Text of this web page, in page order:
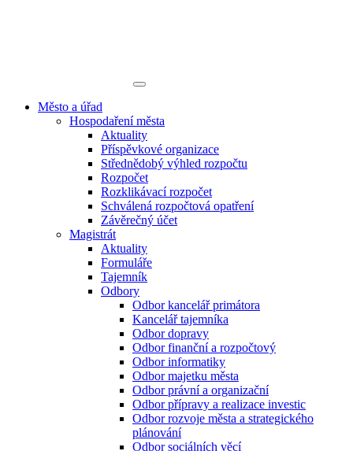
Město a úřad
Hospodaření města
Aktuality
Příspěvkové organizace
Střednědobý výhled rozpočtu
Rozpočet
Rozklikávací rozpočet
Schválená rozpočtová opatření
Závěrečný účet
Magistrát
Aktuality
Formuláře
Tajemník
Odbory
Odbor kancelář primátora
Kancelář tajemníka
Odbor dopravy
Odbor finanční a rozpočtový
Odbor informatiky
Odbor majetku města
Odbor právní a organizační
Odbor přípravy a realizace investic
Odbor rozvoje města a strategického
plánování
Odbor sociálních věcí